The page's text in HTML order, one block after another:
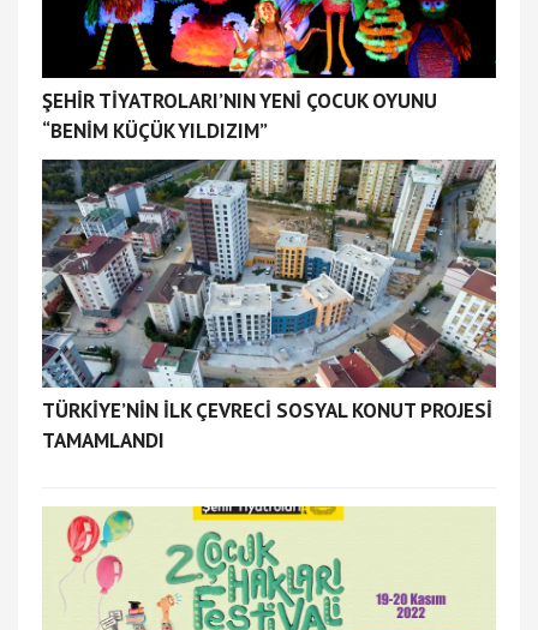
ŞEHİR TİYATROLARI’NIN YENİ ÇOCUK OYUNU
“BENİM KÜÇÜK YILDIZIM”
TÜRKİYE’NİN İLK ÇEVRECİ SOSYAL KONUT PROJESİ
TAMAMLANDI